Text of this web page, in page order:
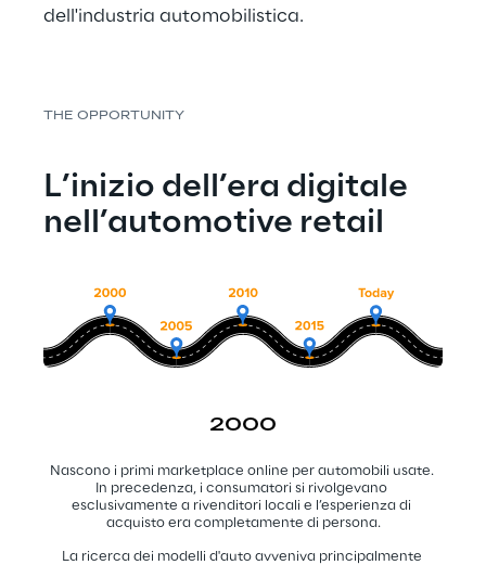
dell'industria automobilistica.
THE OPPORTUNITY
L’inizio dell’era digitale
nell’automotive retail
2000
Nascono i primi marketplace online per automobili usate.
In precedenza, i consumatori si rivolgevano
esclusivamente a rivenditori locali e l’esperienza di
acquisto era completamente di persona.
La ricerca dei modelli d'auto avveniva principalmente